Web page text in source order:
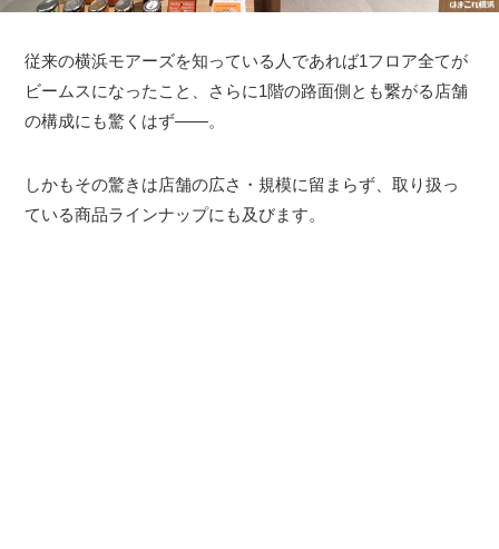
従来の横浜モアーズを知っている人であれば1フロア全てが
ビームスになったこと、さらに1階の路面側とも繋がる店舗
の構成にも驚くはず――。
しかもその驚きは店舗の広さ・規模に留まらず、取り扱っ
ている商品ラインナップにも及びます。